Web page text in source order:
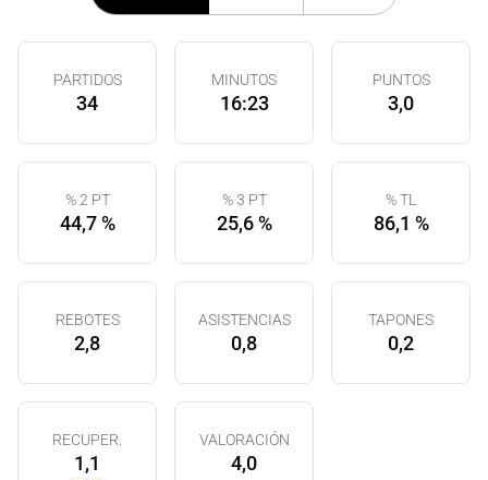
PARTIDOS
34
MINUTOS
16:23
PUNTOS
3,0
% 2 PT
44,7 %
% 3 PT
25,6 %
% TL
86,1 %
REBOTES
2,8
ASISTENCIAS
0,8
TAPONES
0,2
RECUPER.
1,1
VALORACIÓN
4,0